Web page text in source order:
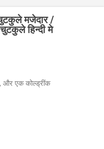
मजेदार /
हिन्दी मे
और एक कोल्ड्रींक